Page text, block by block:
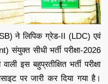
ने लिपिक ग्रेड-II (LDC) एवं
सीधी भर्ती परीक्षा-2026
इस बहुप्रतीक्षित भर्ती परीक्षा
पर जारी कर दिया गया है।